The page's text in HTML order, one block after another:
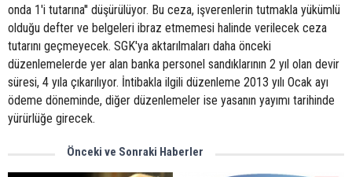
onda 1'i tutarına'' düşürülüyor. Bu ceza, işverenlerin tutmakla yükümlü
olduğu defter ve belgeleri ibraz etmemesi halinde verilecek ceza
tutarını geçmeyecek. SGK'ya aktarılmaları daha önceki
düzenlemelerde yer alan banka personel sandıklarının 2 yıl olan devir
süresi, 4 yıla çıkarılıyor. İntibakla ilgili düzenleme 2013 yılı Ocak ayı
ödeme döneminde, diğer düzenlemeler ise yasanın yayımı tarihinde
yürürlüğe girecek.
Önceki ve Sonraki Haberler